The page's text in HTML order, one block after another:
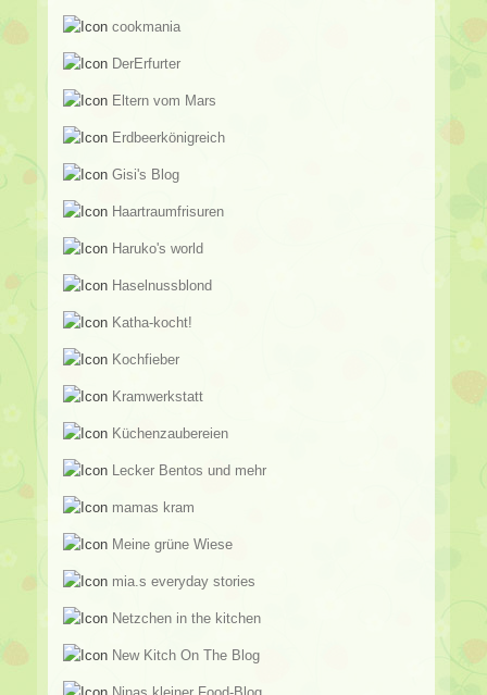
cookmania
DerErfurter
Eltern vom Mars
Erdbeerkönigreich
Gisi's Blog
Haartraumfrisuren
Haruko's world
Haselnussblond
Katha-kocht!
Kochfieber
Kramwerkstatt
Küchenzaubereien
Lecker Bentos und mehr
mamas kram
Meine grüne Wiese
mia.s everyday stories
Netzchen in the kitchen
New Kitch On The Blog